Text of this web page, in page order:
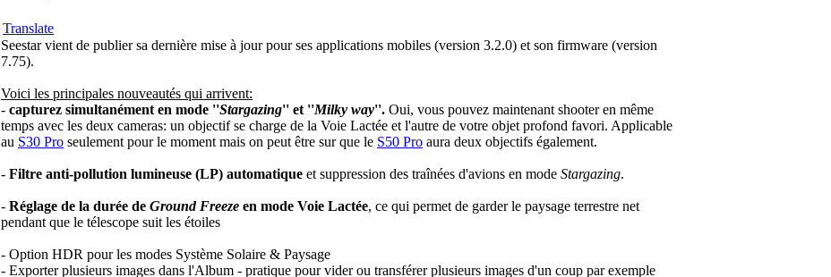
Translate
Seestar vient de publier sa dernière mise à jour pour ses applications mobiles (version 3.2.0) et son firmware (version
7.75).
Voici les principales nouveautés qui arrivent:
- capturez simultanément en mode ''Stargazing'' et ''Milky way''. Oui, vous pouvez maintenant shooter en même
temps avec les deux cameras: un objectif se charge de la Voie Lactée et l'autre de votre objet profond favori. Applicable
au S30 Pro seulement pour le moment mais on peut être sur que le S50 Pro aura deux objectifs également.
- Filtre anti-pollution lumineuse (LP) automatique et suppression des traînées d'avions en mode Stargazing.
- Réglage de la durée de Ground Freeze en mode Voie Lactée, ce qui permet de garder le paysage terrestre net
pendant que le télescope suit les étoiles
- Option HDR pour les modes Système Solaire & Paysage
- Exporter plusieurs images dans l'Album - pratique pour vider ou transférer plusieurs images d'un coup par exemple